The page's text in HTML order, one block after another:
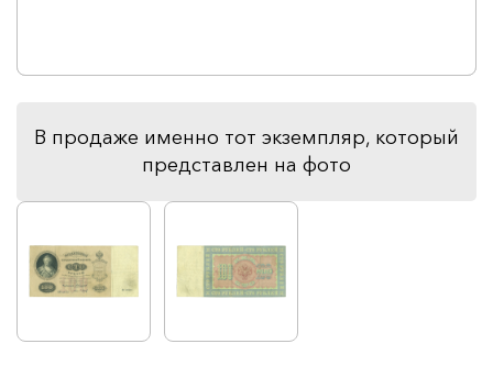
В продаже именно тот экземпляр, который
представлен на фото